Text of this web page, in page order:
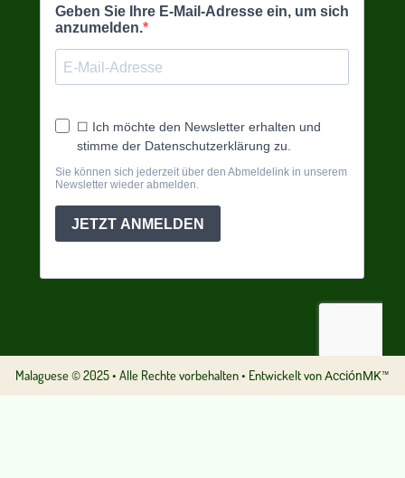
Malaguese © 2025 • Alle Rechte vorbehalten • Entwickelt vonAcciónMK™